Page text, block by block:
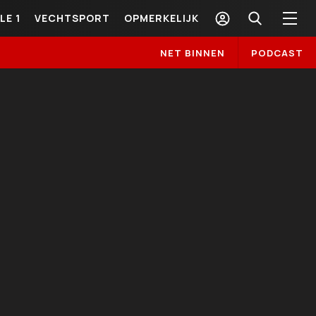
1 VECHTSPORT OPMERKELIJK
NET BINNEN PODCAST